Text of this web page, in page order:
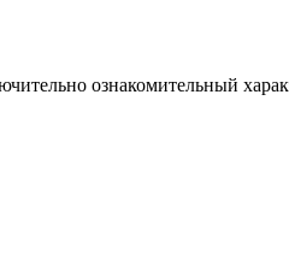
ознакомительный